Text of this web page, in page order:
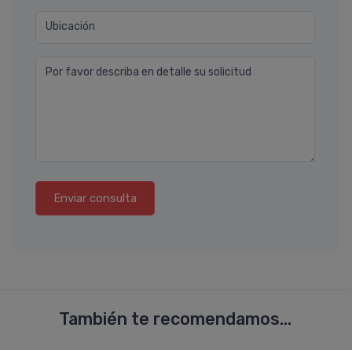
Ubicación
Por favor describa en detalle su solicitud
Enviar consulta
También te recomendamos...